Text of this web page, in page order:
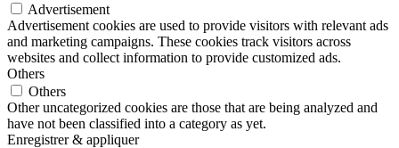
Advertisement
Advertisement cookies are used to provide visitors with relevant ads
and marketing campaigns. These cookies track visitors across
websites and collect information to provide customized ads.
Others
Others
Other uncategorized cookies are those that are being analyzed and
have not been classified into a category as yet.
Enregistrer & appliquer